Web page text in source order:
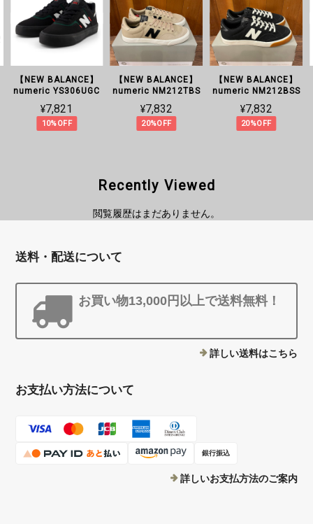
【NEW BALANCE】
numeric YS306UGC
¥7,821
10%OFF
【NEW BALANCE】
numeric NM212TBS
¥7,832
20%OFF
【NEW BALANCE】
numeric NM212BSS
¥7,832
20%OFF
Recently Viewed
閲覧履歴はまだありません。
送料・配送について
お買い物13,000円以上で送料無料！
詳しい送料はこちら
お支払い方法について
銀行振込
詳しいお支払方法のご案内